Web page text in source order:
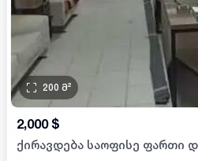
200 მ²
2,000 $
ქირავდება საოფისე ფართი